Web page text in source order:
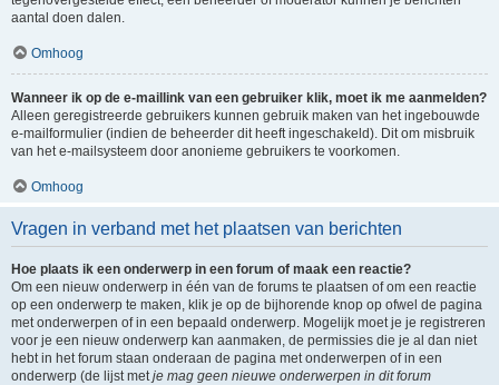
aantal doen dalen.
Omhoog
Wanneer ik op de e-maillink van een gebruiker klik, moet ik me aanmelden?
Alleen geregistreerde gebruikers kunnen gebruik maken van het ingebouwde
e-mailformulier (indien de beheerder dit heeft ingeschakeld). Dit om misbruik
van het e-mailsysteem door anonieme gebruikers te voorkomen.
Omhoog
Vragen in verband met het plaatsen van berichten
Hoe plaats ik een onderwerp in een forum of maak een reactie?
Om een nieuw onderwerp in één van de forums te plaatsen of om een reactie
op een onderwerp te maken, klik je op de bijhorende knop op ofwel de pagina
met onderwerpen of in een bepaald onderwerp. Mogelijk moet je je registreren
voor je een nieuw onderwerp kan aanmaken, de permissies die je al dan niet
hebt in het forum staan onderaan de pagina met onderwerpen of in een
onderwerp (de lijst metje mag geen nieuwe onderwerpen in dit forum